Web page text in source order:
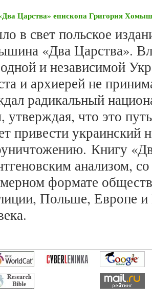
Царства» епископа Григория
в свет польское
«Два Царства».
и независимой
и архиерей не
радикальный
утверждая, что это
привести украинский
Книгу
анализом,
формате
Польше, Европе